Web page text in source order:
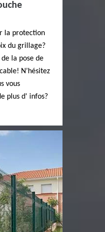
la protection
du grillage?
la pose de
N’hésitez
vous
plus d' infos?